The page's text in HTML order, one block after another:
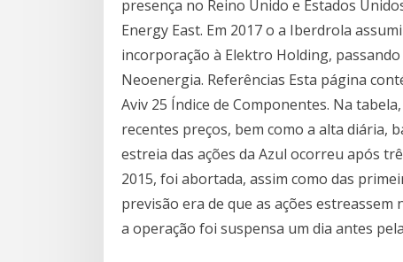
presença no Reino Unido e Estados
Energy East. Em 2017 o a Iberdrola
incorporação à Elektro Holding,
Neoenergia. Referências Esta página
Aviv 25 Índice de Componentes. Na
recentes preços, bem como a alta diária,
estreia das ações da Azul ocorreu após
2015, foi abortada, assim como das
previsão era de que as ações
a operação foi suspensa um dia antes